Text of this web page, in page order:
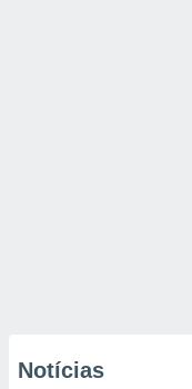
Notícias